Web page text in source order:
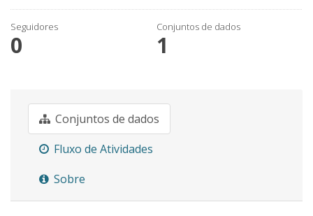
Seguidores
0
Conjuntos de dados
1
Conjuntos de dados
Fluxo de Atividades
Sobre